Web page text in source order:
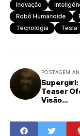
Inovação
Robô Humanoide
Tecnologia
Tesla
POSTAGEM
Supergirl:
Teaser
Visão
Momoa